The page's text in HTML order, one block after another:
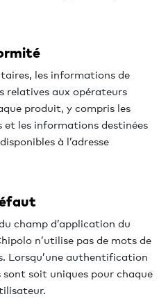
les informations de
relatives aux opérateurs
produit, y compris les
et les informations destinées
à l’adresse
champ d’application du
n’utilise pas de mots de
Lorsqu’une authentification
soit uniques pour chaque